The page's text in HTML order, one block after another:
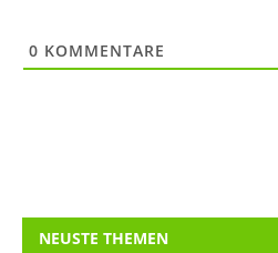
0 KOMMENTARE
NEUSTE THEMEN